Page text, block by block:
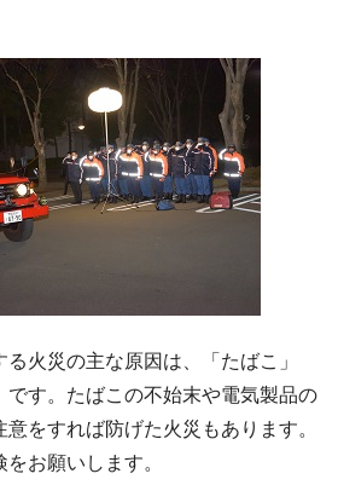
火災の主な原因は、「たばこ」
です。たばこの不始末や電気製品の
をすれば防げた火災もあります。
お願いします。